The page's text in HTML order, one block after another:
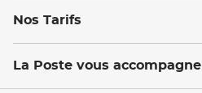
Nos Tarifs
La Poste vous accompagne